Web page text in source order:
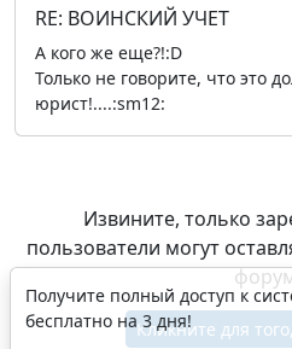
RE: ВОИНСКИЙ УЧЕТ
А кого же еще?!:D
Только не говорите, что это
юрист!....:sm12:
Извините, только
пользователи могут
Кликните для
Получите полный доступ к
бесплатно на 3 дня!